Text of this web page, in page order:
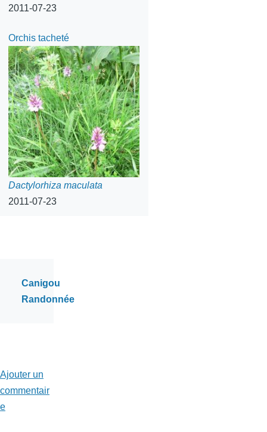
2011-07-23
Orchis tacheté
Dactylorhiza maculata
2011-07-23
Catégories
Canigou
Randonnée
Ajouter un
commentair
e